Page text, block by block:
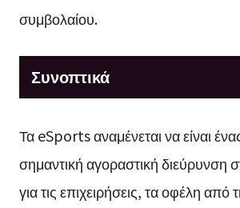
συμβολαίου.
Συνοπτικά
Τα eSports αναμένεται να είναι
σημαντική αγοραστική διεύρυνση
για τις επιχειρήσεις, τα οφέλη από